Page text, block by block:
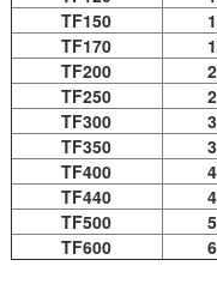
TF150
TF170
TF200
TF250
TF300
TF350
TF400
TF440
TF500
TF600